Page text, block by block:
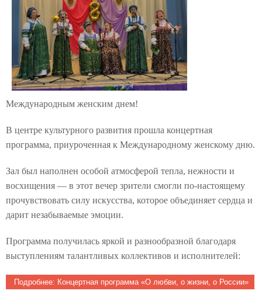
Международным женским днем!
В центре культурного развития прошла концертная
программа, приуроченная к Международному женскому дню.
Зал был наполнен особой атмосферой тепла, нежности и
восхищения — в этот вечер зрители смогли по‑настоящему
прочувствовать силу искусства, которое объединяет сердца и
дарит незабываемые эмоции.
Программа получилась яркой и разнообразной благодаря
выступлениям талантливых коллективов и исполнителей:
Подробнее: Концертная программа «О любви, о жизни, о России»